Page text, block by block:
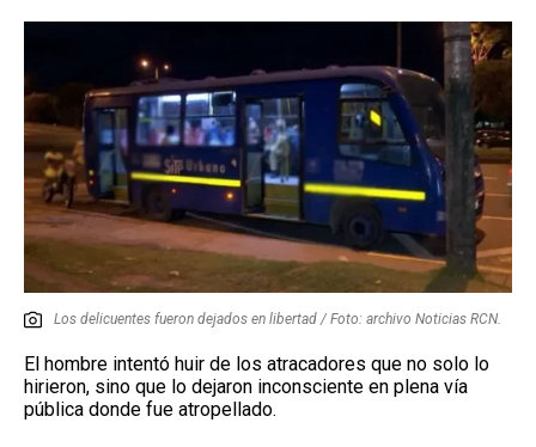
Los delicuentes fueron dejados en libertad / Foto: archivo Noticias RCN.
El hombre intentó huir de los atracadores que no solo lo
hirieron, sino que lo dejaron inconsciente en plena vía
pública donde fue atropellado.